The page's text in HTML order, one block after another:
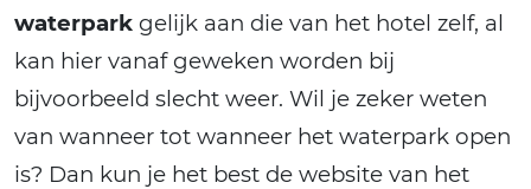
waterpark gelijk aan die van het hotel zelf, al
kan hier vanaf geweken worden bij
bijvoorbeeld slecht weer. Wil je zeker weten
van wanneer tot wanneer het waterpark open
is? Dan kun je het best de website van het